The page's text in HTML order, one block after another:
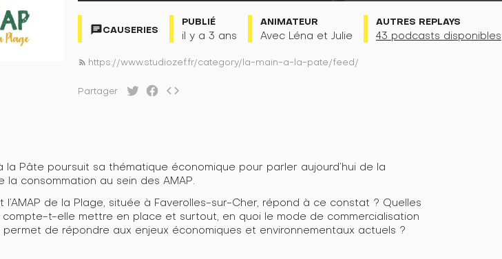
chatCAUSERIES
PUBLIÉ
il y a 3 ans
ANIMATEUR
Avec Léna et Julie
AUTRES REPLAYS
43 podcasts disponibles
rss_feed https://www.studiozef.fr/category/la-main-a-la-pate/feed/
Partager code
la Pâte poursuit sa thématique économique pour parler aujourd’hui de la
la consommation au sein des AMAP.
l’AMAP de la Plage, située à Faverolles-sur-Cher, répond à ce constat ? Quelles
compte-t-elle mettre en place et surtout, en quoi le mode de commercialisation
permet de répondre aux enjeux économiques et environnementaux actuels ?